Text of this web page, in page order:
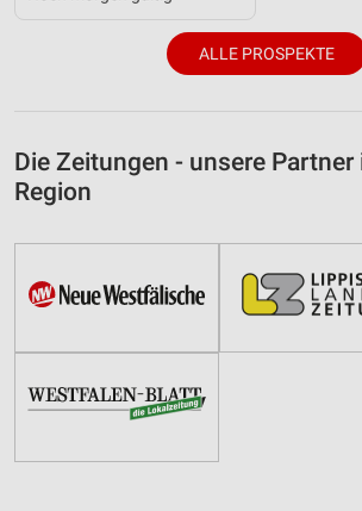
ALLE PROSPEKTE
Die Zeitungen - unsere Partner
Region